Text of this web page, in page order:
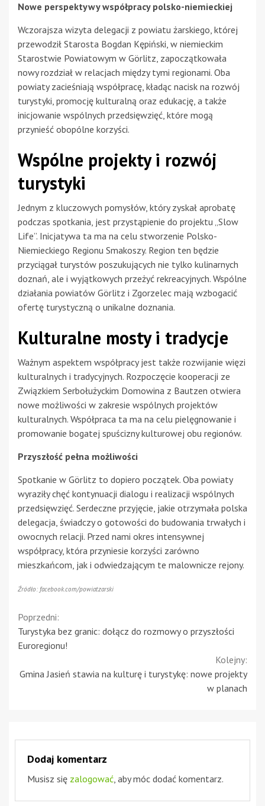
Nowe perspektywy współpracy polsko-niemieckiej
Wczorajsza wizyta delegacji z powiatu żarskiego, której
przewodził Starosta Bogdan Kępiński, w niemieckim
Starostwie Powiatowym w Görlitz, zapoczątkowała
nowy rozdział w relacjach między tymi regionami. Oba
powiaty zacieśniają współpracę, kładąc nacisk na rozwój
turystyki, promocję kulturalną oraz edukację, a także
inicjowanie wspólnych przedsięwzięć, które mogą
przynieść obopólne korzyści.
Wspólne projekty i rozwój
turystyki
Jednym z kluczowych pomysłów, który zyskał aprobatę
podczas spotkania, jest przystąpienie do projektu „Slow
Life”. Inicjatywa ta ma na celu stworzenie Polsko-
Niemieckiego Regionu Smakoszy. Region ten będzie
przyciągał turystów poszukujących nie tylko kulinarnych
doznań, ale i wyjątkowych przeżyć rekreacyjnych. Wspólne
działania powiatów Görlitz i Zgorzelec mają wzbogacić
ofertę turystyczną o unikalne doznania.
Kulturalne mosty i tradycje
Ważnym aspektem współpracy jest także rozwijanie więzi
kulturalnych i tradycyjnych. Rozpoczęcie kooperacji ze
Związkiem Serbołużyckim Domowina z Bautzen otwiera
nowe możliwości w zakresie wspólnych projektów
kulturalnych. Współpraca ta ma na celu pielęgnowanie i
promowanie bogatej spuścizny kulturowej obu regionów.
Przyszłość pełna możliwości
Spotkanie w Görlitz to dopiero początek. Oba powiaty
wyraziły chęć kontynuacji dialogu i realizacji wspólnych
przedsięwzięć. Serdeczne przyjęcie, jakie otrzymała polska
delegacja, świadczy o gotowości do budowania trwałych i
owocnych relacji. Przed nami okres intensywnej
współpracy, która przyniesie korzyści zarówno
mieszkańcom, jak i odwiedzającym te malownicze rejony.
Źródło: facebook.com/powiatzarski
Continue
Reading
Poprzedni:
Turystyka bez granic: dołącz do rozmowy o przyszłości
Euroregionu!
Kolejny:
Gmina Jasień stawia na kulturę i turystykę: nowe projekty
w planach
Dodaj komentarz
Musisz się zalogować, aby móc dodać komentarz.